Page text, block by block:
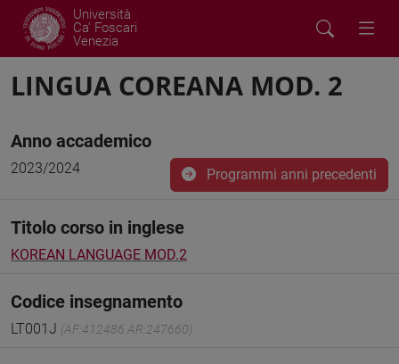
Università
Ca' Foscari
Venezia
LINGUA COREANA MOD. 2
Anno accademico
2023/2024 Programmi anni precedenti
Titolo corso in inglese
KOREAN LANGUAGE MOD.2
Codice insegnamento
LT001J (AF:412486 AR:247660)